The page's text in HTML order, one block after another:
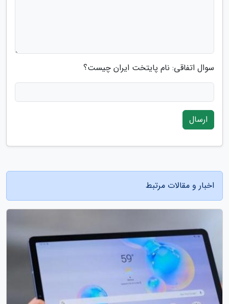
سوال اتفاقی: نام پایتخت ایران چیست؟
ارسال
اخبار و مقالات مرتبط